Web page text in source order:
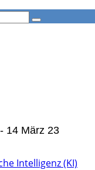
14 März 23
Intelligenz (KI)